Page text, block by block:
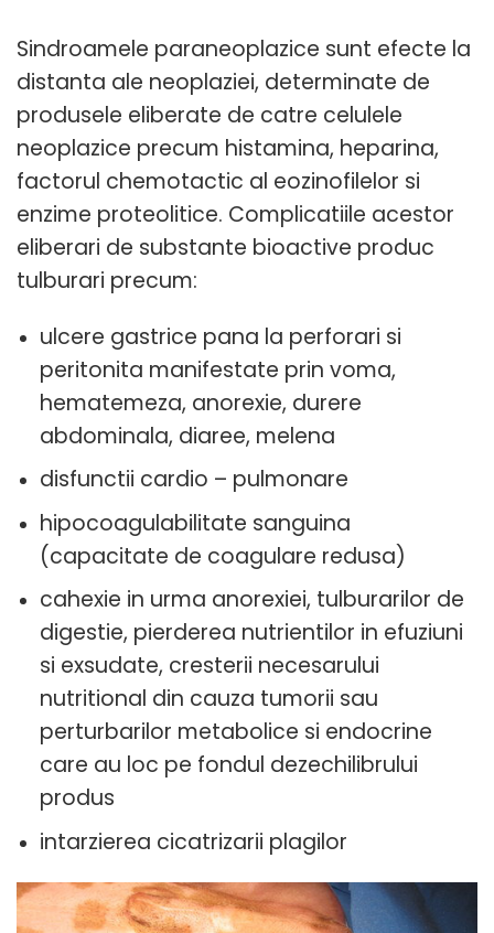
Sindroamele paraneoplazice sunt efecte la
distanta ale neoplaziei, determinate de
produsele eliberate de catre celulele
neoplazice precum histamina, heparina,
factorul chemotactic al eozinofilelor si
enzime proteolitice. Complicatiile acestor
eliberari de substante bioactive produc
tulburari precum:
ulcere gastrice pana la perforari si
peritonita manifestate prin voma,
hematemeza, anorexie, durere
abdominala, diaree, melena
disfunctii cardio – pulmonare
hipocoagulabilitate sanguina
(capacitate de coagulare redusa)
cahexie in urma anorexiei, tulburarilor de
digestie, pierderea nutrientilor in efuziuni
si exsudate, cresterii necesarului
nutritional din cauza tumorii sau
perturbarilor metabolice si endocrine
care au loc pe fondul dezechilibrului
produs
intarzierea cicatrizarii plagilor